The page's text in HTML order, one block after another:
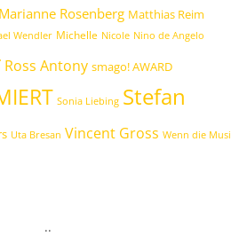
Marianne Rosenberg Matthias Reim
Wendler Michelle Nicole Nino de Angelo
Ross Antony smago! AWARD
Sonia Liebing Stefan
Uta Bresan Vincent Gross Wenn die Musi
..